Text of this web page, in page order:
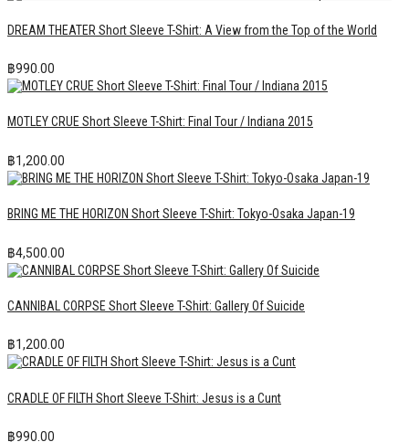
DREAM THEATER Short Sleeve T-Shirt: A View from the Top of the World
฿990.00
MOTLEY CRUE Short Sleeve T-Shirt: Final Tour / Indiana 2015
฿1,200.00
BRING ME THE HORIZON Short Sleeve T-Shirt: Tokyo-Osaka Japan-19
฿4,500.00
CANNIBAL CORPSE Short Sleeve T-Shirt: Gallery Of Suicide
฿1,200.00
CRADLE OF FILTH Short Sleeve T-Shirt: Jesus is a Cunt
฿990.00